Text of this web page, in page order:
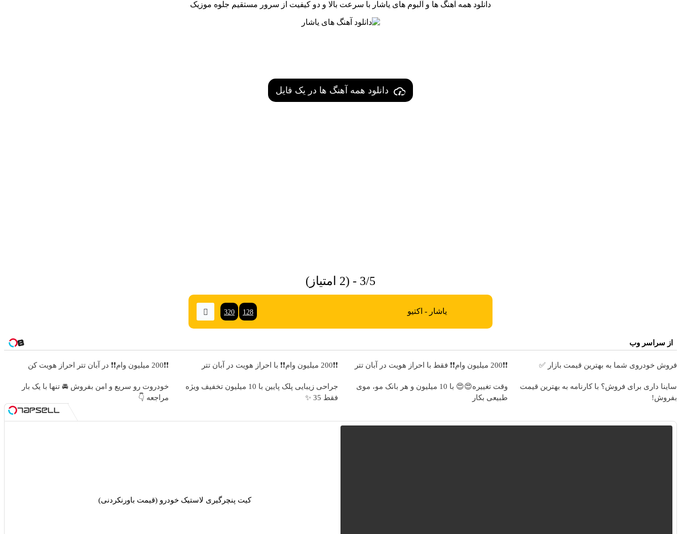
دانلود همه آهنگ ها و آلبوم های یاشار با سرعت بالا و دو کیفیت از سرور مستقیم جلوه موزیک
دانلود همه آهنگ ها در یک فایل
3/5 - (2 امتیاز)
یاشار - اکتیو 128
320
از سراسر وب
فروش خودروی شما به بهترین قیمت بازار ✅ ❗❗200 میلیون وام❗❗ فقط با احراز هویت در آبان تتر ❗❗200 میلیون وام❗❗ با احراز هویت در آبان تتر ❗❗200 میلیون وام❗❗ در آبان تتر احراز هویت کن
ساینا داری برای فروش؟ با کارنامه به بهترین قیمت
بفروش!
وقت تغییره😍😍 با 10 میلیون و هر بانک مو، موی
طبیعی بکار
جراحی زیبایی پلک پایین با 10 میلیون تخفیف ویژه
فقط 35 ✨
خودروت رو سریع و امن بفروش 🚘 تنها با یک بار
مراجعه 👇
کیت پنچرگیری لاستیک خودرو (قیمت باورنکردنی)